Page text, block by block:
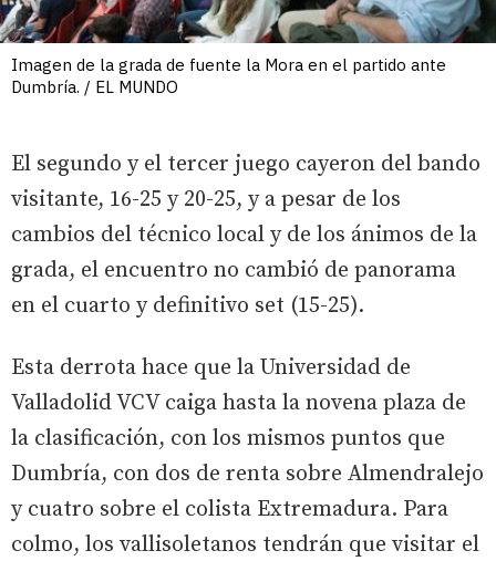
Imagen de la grada de fuente la Mora en el partido ante
Dumbría. / EL MUNDO
El segundo y el tercer juego cayeron del bando
visitante, 16-25 y 20-25, y a pesar de los
cambios del técnico local y de los ánimos de la
grada, el encuentro no cambió de panorama
en el cuarto y definitivo set (15-25).
Esta derrota hace que la Universidad de
Valladolid VCV caiga hasta la novena plaza de
la clasificación, con los mismos puntos que
Dumbría, con dos de renta sobre Almendralejo
y cuatro sobre el colista Extremadura. Para
colmo, los vallisoletanos tendrán que visitar el